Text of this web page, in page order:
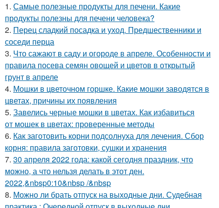
1. Самые полезные продукты для печени. Какие
продукты полезны для печени человека?
2. Перец сладкий посадка и уход. Предшественники и
соседи перца
3. Что сажают в саду и огороде в апреле. Особенности и
правила посева семян овощей и цветов в открытый
грунт в апреле
4. Мошки в цветочном горшке. Какие мошки заводятся в
цветах, причины их появления
5. Завелись черные мошки в цветах. Как избавиться
от мошек в цветах: проверенные методы
6. Как заготовить корни подсолнуха для лечения. Сбор
корня: правила заготовки, сушки и хранения
7. 30 апреля 2022 года: какой сегодня праздник, что
можно, а что нельзя делать в этот ден.
2022,&nbsp0:10&nbsp /&nbsp
8. Можно ли брать отпуск на выходные дни. Судебная